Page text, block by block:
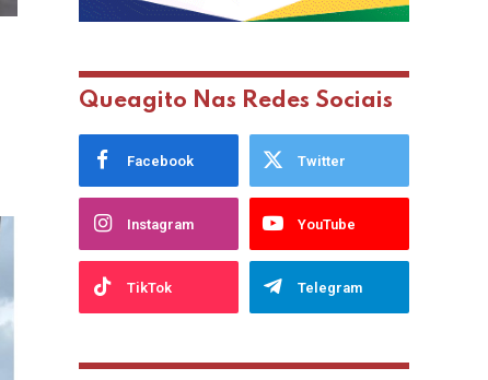
Queagito Nas Redes Sociais
Facebook Twitter
Instagram YouTube
TikTok Telegram